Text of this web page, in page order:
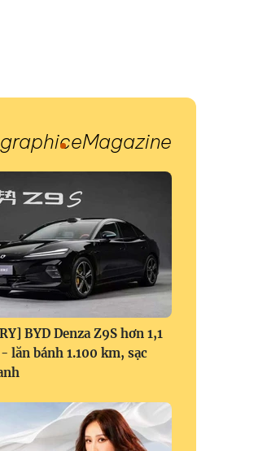
eMagazine
BYD Denza Z9S hơn 1,1
lăn bánh 1.100 km, sạc